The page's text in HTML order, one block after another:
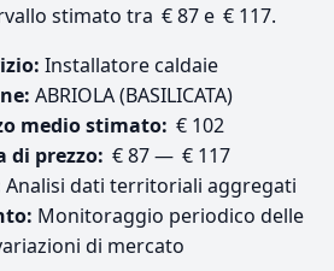
stimato tra € 87 e € 117.
Installatore caldaie
ABRIOLA (BASILICATA)
medio stimato: € 102
di prezzo: € 87 — € 117
Analisi dati territoriali aggregati
Monitoraggio periodico delle
di mercato